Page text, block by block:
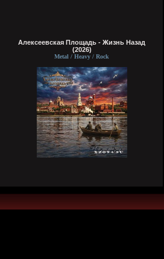
Алексеевская Площадь - Жизнь Назад
(2026)
Metal / Heavy / Rock